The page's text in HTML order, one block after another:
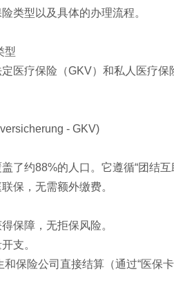
类型以及具体的办理流程。
型
医疗保险（GKV）和私人医疗
- GKV)
了约88%的人口。它遵循“团结
保，无需额外缴费。
保障，无拒保风险。
支。
保险公司直接结算（通过“医保